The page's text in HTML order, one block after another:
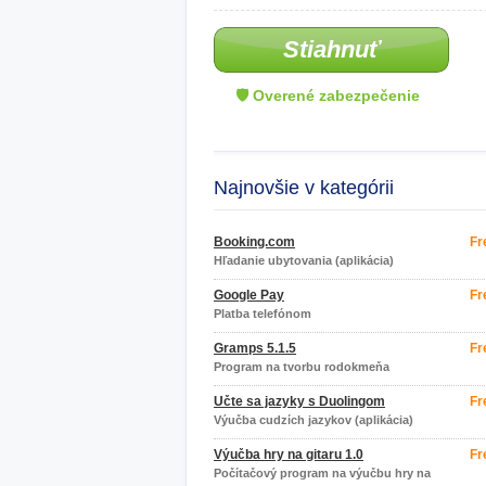
Stiahnuť
🛡 Overené zabezpečenie
Najnovšie v kategórii
Booking.com
Hľadanie ubytovania (aplikácia)
Google Pay
Platba telefónom
Gramps 5.1.5
Program na tvorbu rodokmeňa
Učte sa jazyky s Duolingom
Výučba cudzích jazykov (aplikácia)
Výučba hry na gitaru 1.0
Počítačový program na výučbu hry na